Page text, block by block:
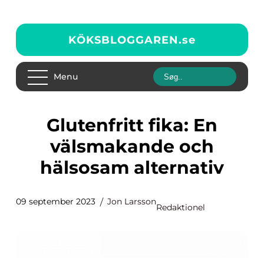
KÖKSBLOGGAREN.se
Menu
Glutenfritt fika: En
välsmakande och
hälsosam alternativ
09 september 2023 Jon Larsson
Redaktionel